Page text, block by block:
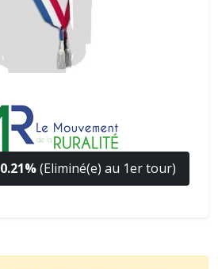
0.21%(Eliminé(e) au 1er tour)